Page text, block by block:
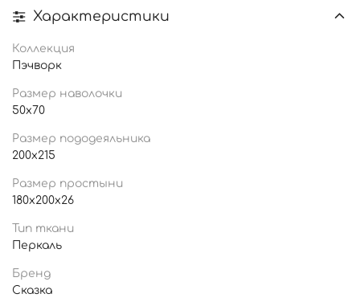
Характеристики
Коллекция
Пэчворк
Размер наволочки
50x70
Размер пододеяльника
200x215
Размер простыни
180x200x26
Тип ткани
Перкаль
Бренд
Сказка